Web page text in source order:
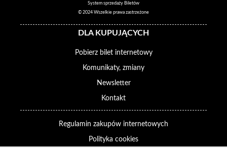
System sprzedaży Biletów
© 2024 Wszelkie prawa zastrzeżone
DLA KUPUJĄCYCH
Pobierz bilet internetowy
Komunikaty, zmiany
Newsletter
Kontakt
Regulamin zakupów internetowych
Polityka cookies